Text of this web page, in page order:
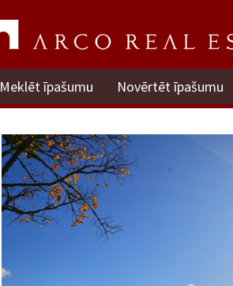
Meklēt īpašumu Novērtēt īpašumu